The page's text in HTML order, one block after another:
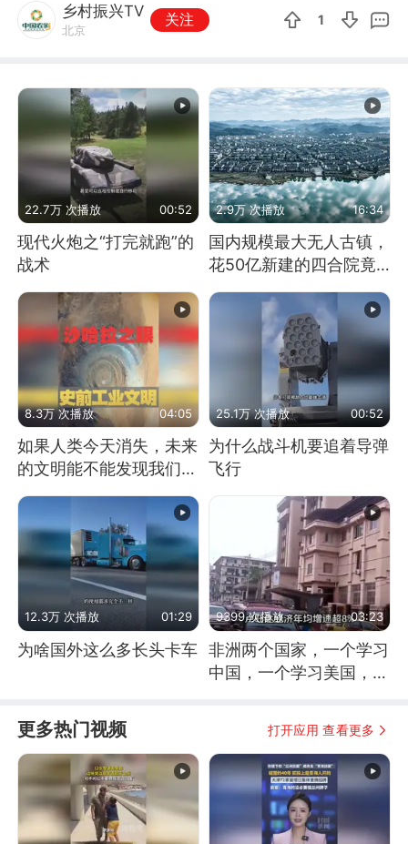
乡村振兴TV
北京
关注 1
22.7万 次播放 00:52
现代火炮之“打完就跑”的
战术
2.9万 次播放 16:34
国内规模最大无人古镇，
花50亿新建的四合院竟
没人住，发生了啥
8.3万 次播放 04:05
如果人类今天消失，未来
的文明能不能发现我们存
25.1万 次播放 00:52
为什么战斗机要追着导弹
飞行
12.3万 次播放 01:29
为啥国外这么多长头卡车
9399 次播放 03:23
非洲两个国家，一个学习
中国，一个学习美国，结
更多热门视频 打开应用 查看更多